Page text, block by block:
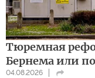
Тюремная
Бернема или
04.08.2026